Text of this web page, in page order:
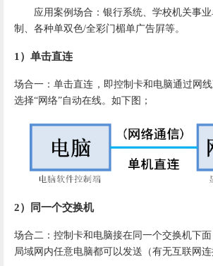
应用案例场合：银行系统、学校机关事
制、各种单双色/全彩门楣单广告屛等。
1） 单击直连
场合一：单击直连，即控制卡和电脑通过网
选择“网络”自动在线。如下图；
2） 同一个交换机
场合二：控制卡和电脑接在同一个交换机下面
局域网内任意电脑都可以发送（有无互联网连